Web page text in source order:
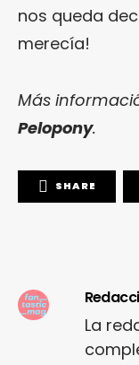
nos queda
merecía!
Más
Pelopony.
SHARE
La